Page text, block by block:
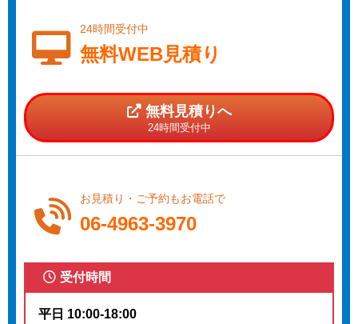
24時間受付中
無料WEB見積り
無料見積りへ
24時間受付中
お見積り・ご予約もお電話で
06-4963-3970
受付時間
平日 10:00-18:00